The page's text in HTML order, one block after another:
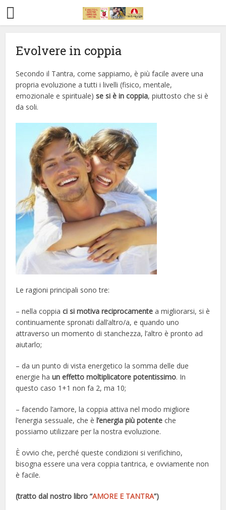
Home
Chi
Corso
Seminari
Tantra
Amore
Sessualità
Tecniche
Contatti
Evolvere in coppia
Secondo il Tantra, come sappiamo, è più facile avere una
propria evoluzione a tutti i livelli (fisico, mentale,
emozionale e spirituale)se si è in coppia, piuttosto che si è
da soli.
Le ragioni principali sono tre:
– nella coppiaci si motiva reciprocamente a migliorarsi, si è
continuamente spronati dall’altro/a, e quando uno
attraverso un momento di stanchezza, l’altro è pronto ad
aiutarlo;
– da un punto di vista energetico la somma delle due
energie haun effetto moltiplicatore potentissimo. In
questo caso 1+1 non fa 2, ma 10;
– facendo l’amore, la coppia attiva nel modo migliore
l’energia sessuale, che èl’energia più potente che
possiamo utilizzare per la nostra evoluzione.
È ovvio che, perché queste condizioni si verifichino,
bisogna essere una vera coppia tantrica, e ovviamente non
è facile.
(tratto dal nostro libro “AMORE E TANTRA”)